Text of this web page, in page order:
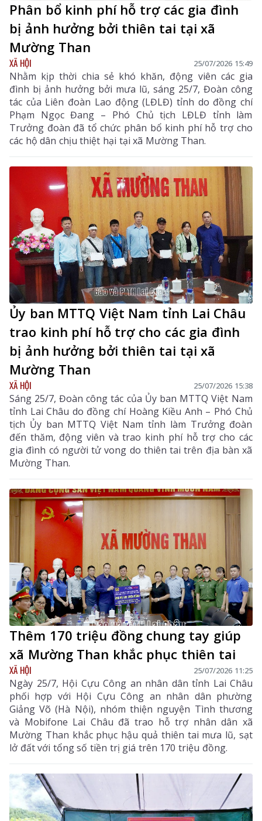
Phân bổ kinh phí hỗ trợ các gia đình
bị ảnh hưởng bởi thiên tai tại xã
Mường Than
XÃ HỘI 25/07/2026 15:49
Nhằm kịp thời chia sẻ khó khăn, động viên các gia
đình bị ảnh hưởng bởi mưa lũ, sáng 25/7, Đoàn công
tác của Liên đoàn Lao động (LĐLĐ) tỉnh do đồng chí
Phạm Ngọc Đang – Phó Chủ tịch LĐLĐ tỉnh làm
Trưởng đoàn đã tổ chức phân bổ kinh phí hỗ trợ cho
các hộ dân chịu thiệt hại tại xã Mường Than.
Ủy ban MTTQ Việt Nam tỉnh Lai Châu
trao kinh phí hỗ trợ cho các gia đình
bị ảnh hưởng bởi thiên tai tại xã
Mường Than
XÃ HỘI 25/07/2026 15:38
Sáng 25/7, Đoàn công tác của Ủy ban MTTQ Việt Nam
tỉnh Lai Châu do đồng chí Hoàng Kiều Anh – Phó Chủ
tịch Ủy ban MTTQ Việt Nam tỉnh làm Trưởng đoàn
đến thăm, động viên và trao kinh phí hỗ trợ cho các
gia đình có người tử vong do thiên tai trên địa bàn xã
Mường Than.
Thêm 170 triệu đồng chung tay giúp
xã Mường Than khắc phục thiên tai
XÃ HỘI 25/07/2026 11:25
Ngày 25/7, Hội Cựu Công an nhân dân tỉnh Lai Châu
phối hợp với Hội Cựu Công an nhân dân phường
Giảng Võ (Hà Nội), nhóm thiện nguyện Tình thương
và Mobifone Lai Châu đã trao hỗ trợ nhân dân xã
Mường Than khắc phục hậu quả thiên tai mưa lũ, sạt
lở đất với tổng số tiền trị giá trên 170 triệu đồng.